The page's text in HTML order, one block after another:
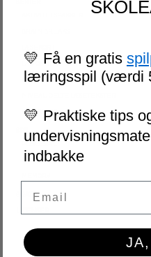
LAD OS REGNE ØVEHÆFTER
ESCAPE ROOM
VI SKRIVER
PUSLESPIL
DOMINO
GRATIS
💛 Få en gratis
læringsspil (værdi
💛 Praktiske tips
indbakke